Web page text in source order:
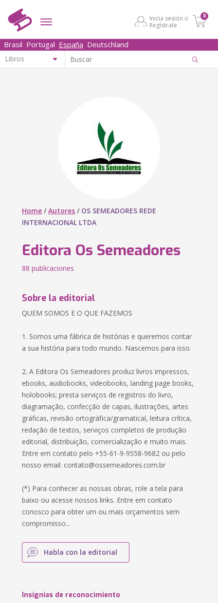
Inicia sesión o
Regístrate
0
Brasil Portugal España Deutschland
Home /Autores / OS SEMEADORES REDE
INTERNACIONAL LTDA
Editora Os Semeadores
88 publicaciones
Sobre la editorial
QUEM SOMOS E O QUE FAZEMOS
1. Somos uma fábrica de histórias e queremos contar
a sua história para todo mundo. Nascemos para isso.
2. A Editora Os Semeadores produz livros impressos,
ebooks, audiobooks, videobooks, landing page books,
holobooks; presta serviços de registros do livro,
diagramação, confecção de capas, ilustrações, artes
gráficas, revisão ortográfica/gramatical, leitura crítica,
redação de textos, serviços completos de produção
editorial, distribuição, comercialização e muito mais.
Entre em contato pelo +55-61-9-9558-9682 ou pelo
nosso email: contato@ossemeadores.com.br
(*) Para conhecer as nossas obras, role a tela para
baixo ou acesse nossos links. Entre em contato
conosco para obter um ou mais orçamentos sem
compromisso...
Habla con la editorial
Insignias de reconocimiento